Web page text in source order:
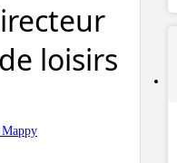
loisirs